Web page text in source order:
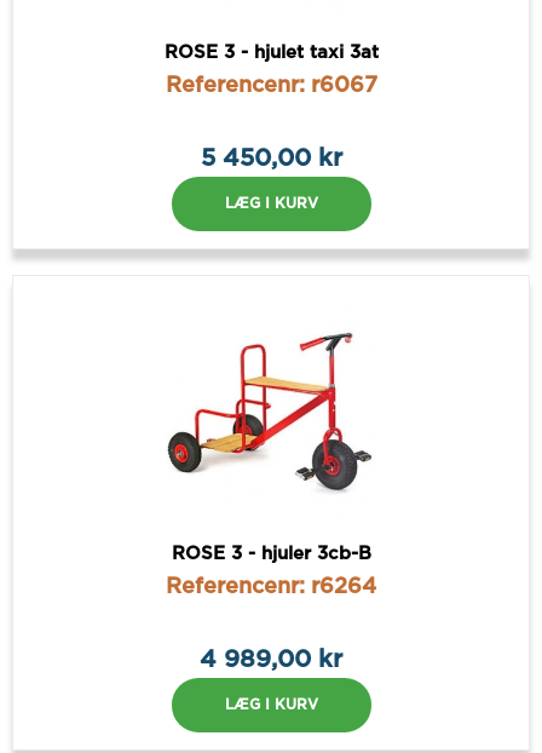
ROSE 3 - hjulet taxi 3at
Referencenr: r6067
5 450,00 kr
LÆG I KURV
ROSE 3 - hjuler 3cb-B
Referencenr: r6264
4 989,00 kr
LÆG I KURV